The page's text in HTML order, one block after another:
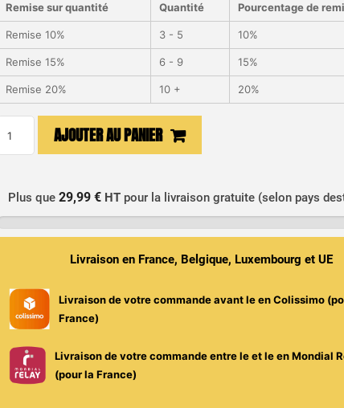
Remise sur quantité Quantité Pourcentage de
Remise 10% 3 - 5 10%
Remise 15% 6 - 9 15%
Remise 20% 10 + 20%
Litchi
Juice
AJOUTER AU PANIER
Plus que29,99 € HT pour la livraison gratuite (selon pays
Livraison en France, Belgique, Luxembourg et UE
Livraison de votre commande avant leen Colissimo
France)
Livraison de votre commande entre leet leen Mondial
(pour la France)